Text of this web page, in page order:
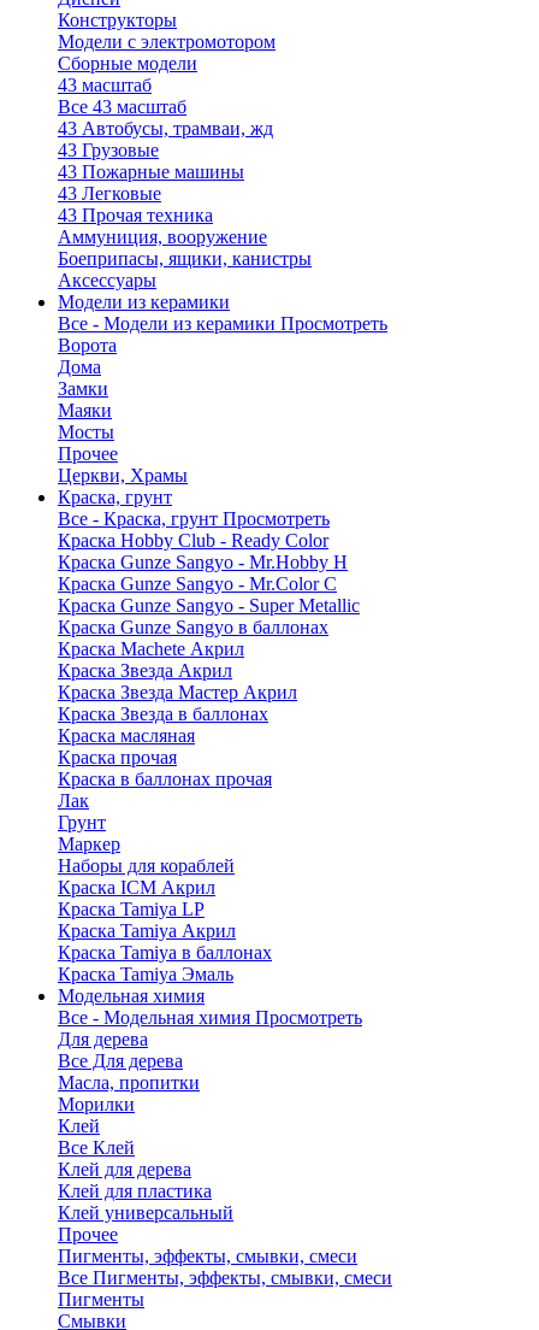
Конструкторы
Модели с электромотором
Сборные модели
43 масштаб
Все 43 масштаб
43 Автобусы, трамваи, жд
43 Грузовые
43 Пожарные машины
43 Легковые
43 Прочая техника
Аммуниция, вооружение
Боеприпасы, ящики, канистры
Аксессуары
Модели из керамики
Все - Модели из керамики Просмотреть
Ворота
Дома
Замки
Маяки
Мосты
Прочее
Церкви, Храмы
Краска, грунт
Все - Краска, грунт Просмотреть
Краска Hobby Club - Ready Color
Краска Gunze Sangyo - Mr.Hobby H
Краска Gunze Sangyo - Mr.Color C
Краска Gunze Sangyo - Super Metallic
Краска Gunze Sangyo в баллонах
Краска Machete Акрил
Краска Звезда Акрил
Краска Звезда Мастер Акрил
Краска Звезда в баллонах
Краска масляная
Краска прочая
Краска в баллонах прочая
Лак
Грунт
Маркер
Наборы для кораблей
Краска ICM Акрил
Краска Tamiya LP
Краска Tamiya Акрил
Краска Tamiya в баллонах
Краска Tamiya Эмаль
Модельная химия
Все - Модельная химия Просмотреть
Для дерева
Все Для дерева
Масла, пропитки
Морилки
Клей
Все Клей
Клей для дерева
Клей для пластика
Клей универсальный
Прочее
Пигменты, эффекты, смывки, смеси
Все Пигменты, эффекты, смывки, смеси
Пигменты
Смывки